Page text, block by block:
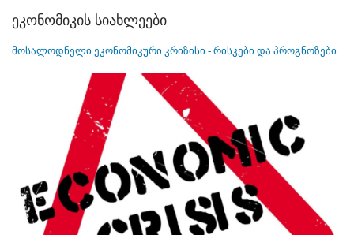
ეკონომიკის სიახლეები
მოსალოდნელი ეკონომიკური კრიზისი - რისკები და პროგნოზები